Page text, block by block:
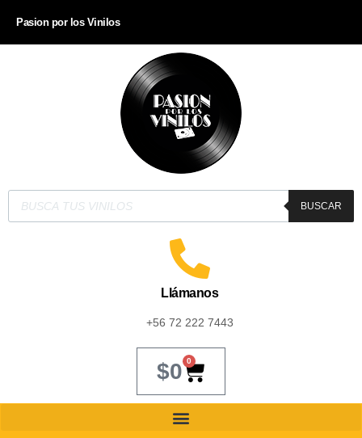
Pasion por los Vinilos
BUSCAR
Llámanos
+56 72 222 7443
$0 0